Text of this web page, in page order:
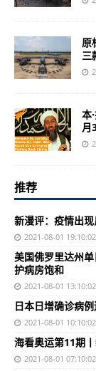
原
三
本
月
推荐
新漫评：疫情出现
2021-08-01 19:10:02
美国佛罗里达州
护病房饱和
2021-08-01 13:10:02
日本日增确诊病
2021-08-01 10:10:02
海看奥运第11期
2021-08-01 07:10:02